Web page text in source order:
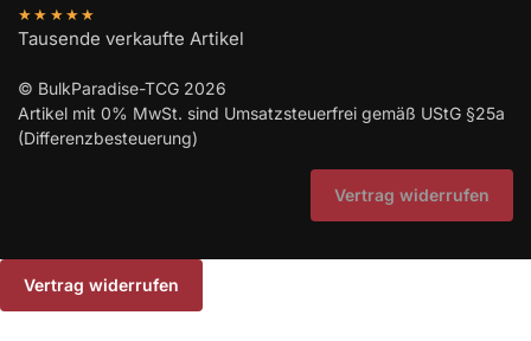
★★★★★
Tausende verkaufte Artikel
© BulkParadise-TCG 2026
Artikel mit 0% MwSt. sind Umsatzsteuerfrei gemäß UStG §25a
(Differenzbesteuerung)
Vertrag widerrufen
Vertrag widerrufen